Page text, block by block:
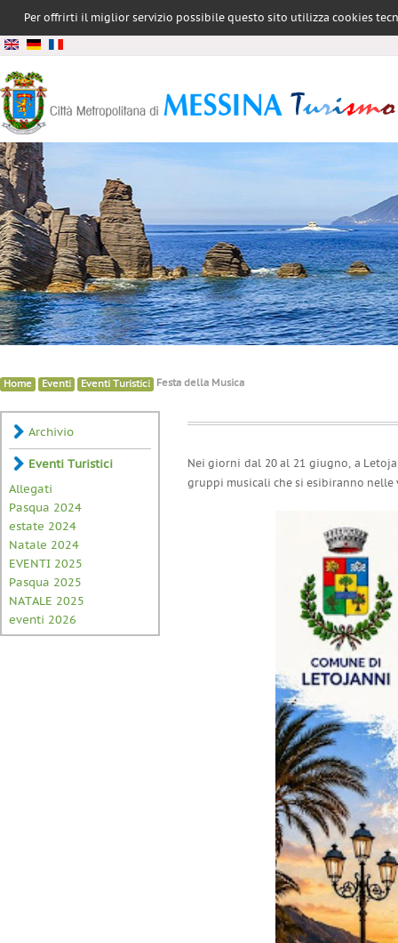
Per offrirti il miglior servizio possibile questo sito utilizza cookies
conformità
Home» Eventi» Eventi Turistici» Festa della Musica
Nei giorni dal 20 al 21 giugno, a
gruppi musicali che si esibiranno nelle
Archivio
Eventi Turistici
Allegati
Pasqua 2024
estate 2024
Natale 2024
EVENTI 2025
Pasqua 2025
NATALE 2025
eventi 2026